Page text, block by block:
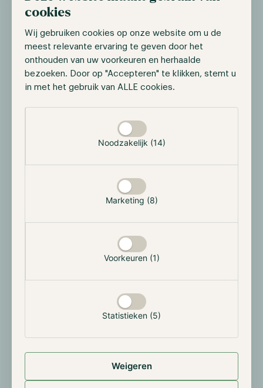
cookies
Wij gebruiken cookies op onze website om u de
meest relevante ervaring te geven door het
onthouden van uw voorkeuren en herhaalde
bezoeken. Door op "Accepteren" te klikken, stemt u
in met het gebruik van ALLE cookies.
Noodzakelijk (14)
Marketing (8)
Voorkeuren (1)
Statistieken (5)
Weigeren
https://www.peaq.network/blog/what-are-
decentralized-physical-infrastructure-networks-
DePIN-projecten bieden verschillende voordelen,
tegen lage kosten, kunnen deze netwerken snel
groeien. Bovendien zijn DePIN-projecten vaak
besluitvorming transparanter verlopen.
totale marktkapitalisatie volgens CoinGecko relatief
bescheiden op ~$23 miljard. De sector heeft potentie
om verder te groeien, vooral vanwege de overlap met
grootschalige adoptie uit, omdat de meeste projecten
zich nog in een experimentele fase bevinden.
Ondanks deze uitdagingen is het een sector om in de
gaten te houden.